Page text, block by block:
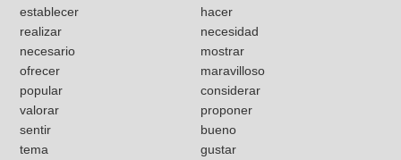
establecer
hacer
realizar
necesidad
necesario
mostrar
ofrecer
maravilloso
popular
considerar
valorar
proponer
sentir
bueno
tema
gustar